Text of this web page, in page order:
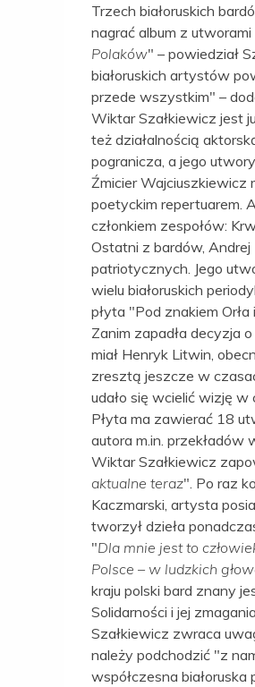
Trzech białoruskich
nagrać album z
Polaków" – powiedział
białoruskich artystów
przede wszystkim" –
Wiktar Szałkiewicz jest
też działalnością
pogranicza, a jego
Źmicier Wajciuszkiewicz
poetyckim repertuarem.
członkiem zespołów:
Ostatni z bardów,
patriotycznych. Jego
wielu białoruskich
płyta "Pod znakiem
Zanim zapadła decyzja
miał Henryk Litwin,
zresztą jeszcze w
udało się wcielić wizję w
Płyta ma zawierać 18
autora m.in. przekładów
Wiktar Szałkiewicz
aktualne teraz". Po raz
Kaczmarski, artysta
tworzył dzieła
"Dla mnie jest to
Polsce – w ludzkich
kraju polski bard znany
Solidarności i jej
Szałkiewicz zwraca
należy podchodzić "z
współczesna białoruska